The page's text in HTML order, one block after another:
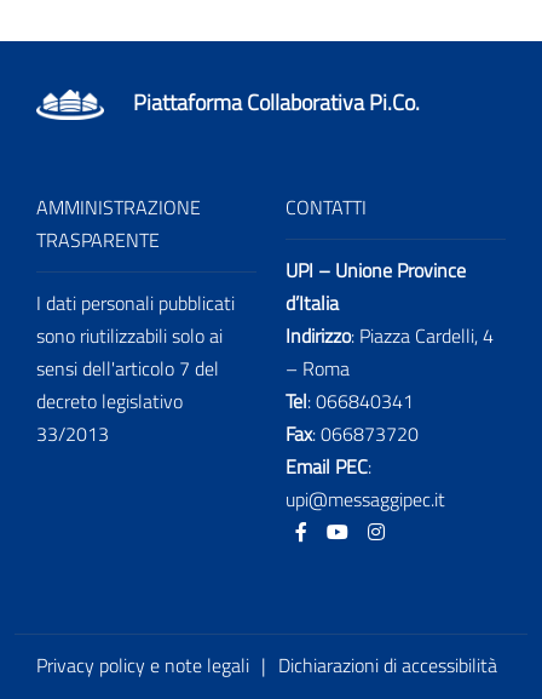
Piattaforma Collaborativa Pi.Co.
AMMINISTRAZIONE
TRASPARENTE
I dati personali pubblicati
sono riutilizzabili solo ai
sensi dell'articolo 7 del
decreto legislativo
33/2013
CONTATTI
UPI – Unione Province
d’Italia
Indirizzo: Piazza Cardelli, 4
– Roma
Tel:066840341
Fax:066873720
Email PEC:
upi@messaggipec.it
FacebookYoutube
Privacy policy e note legali | Dichiarazioni di accessibilità